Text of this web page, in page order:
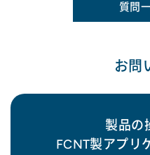
質問
お問
製品の
FCNT製アプリ